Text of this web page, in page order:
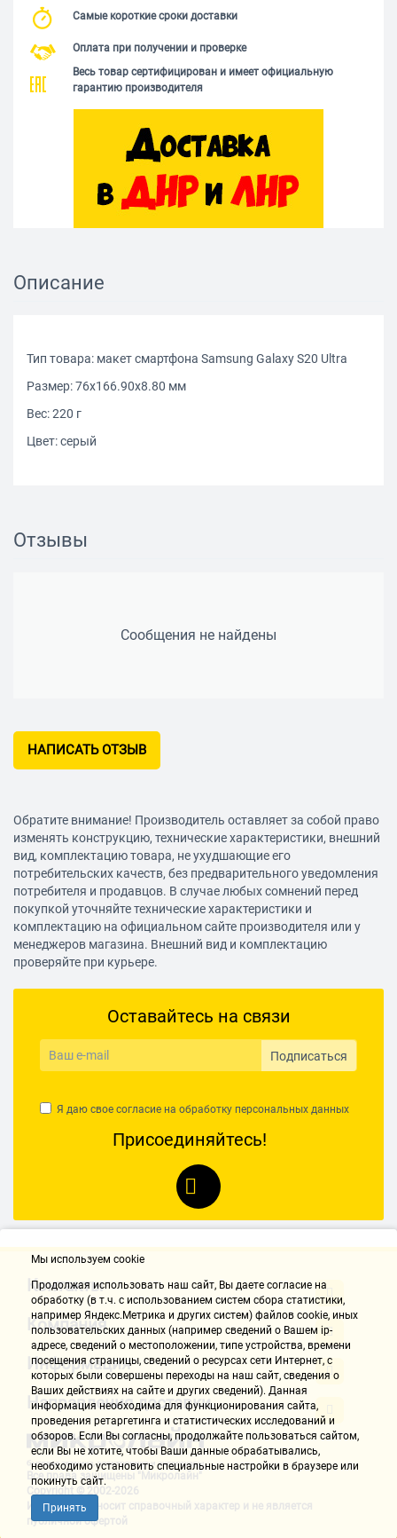
Самые короткие сроки доставки
Оплата при получении и проверке
Весь товар сертифицирован и имеет официальную
гарантию производителя
Описание
Тип товара: макет смартфона Samsung Galaxy S20 Ultra
Размер: 76x166.90x8.80 мм
Вес: 220 г
Цвет: серый
Отзывы
Сообщения не найдены
НАПИСАТЬ ОТЗЫВ
Обратите внимание! Производитель оставляет за собой право
изменять конструкцию, технические характеристики, внешний
вид, комплектацию товара, не ухудшающие его
потребительских качеств, без предварительного уведомления
потребителя и продавцов. В случае любых сомнений перед
покупкой уточняйте технические характеристики и
комплектацию на официальном сайте производителя или у
менеджеров магазина. Внешний вид и комплектацию
проверяйте при курьере.
Оставайтесь на связи
Подписаться
Я даю свое согласие на обработку персональных данных
Присоединяйтесь!
Контакты
Компания
Информация
Направления доставки
Все права защищены "Микролайн"
Copyright © 2002-2026
Информация носит справочный характер и не является
публичной офертой
Мы используем cookie
Продолжая использовать наш cайт, Вы даете согласие на
обработку (в т.ч. с использованием систем сбора статистики,
например Яндекс.Метрика и других систем) файлов cookie, иных
пользовательских данных (например сведений о Вашем ip-
адресе, сведений о местоположении, типе устройства, времени
посещения страницы, сведений о ресурсах сети Интернет, с
которых были совершены переходы на наш сайт, сведения о
Ваших действиях на сайте и других сведений). Данная
информация необходима для функционирования сайта,
проведения ретаргетинга и статистических исследований и
обзоров. Если Вы согласны, продолжайте пользоваться сайтом,
если Вы не хотите, чтобы Ваши данные обрабатывались,
необходимо установить специальные настройки в браузере или
покинуть сайт.
Принять